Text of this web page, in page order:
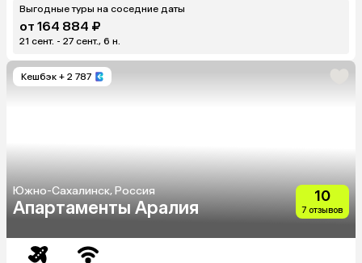
Выгодные туры на соседние даты
от 164 884 ₽
21 сент. - 27 сент., 6 н.
Кешбэк + 2 787
Южно-Сахалинск, Россия
Апартаменты Аралия
10
7 отзывов